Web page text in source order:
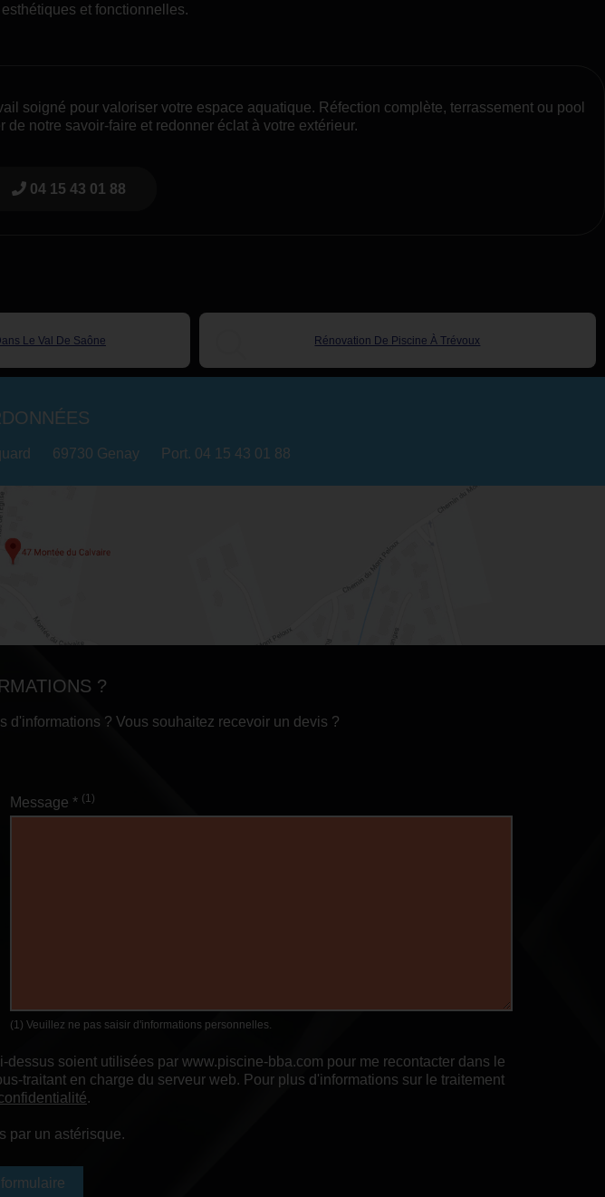
et fonctionnelles.
soigné pour valoriser votre espace aquatique. Réfection complète, terrassement ou pool
notre savoir-faire et redonner éclat à votre extérieur.
04 15 43 01 88
Le Val De Saône Rénovation De Piscine À Trévoux
69730 Genay Port. 04 15 43 01 88
?
d'informations ? Vous souhaitez recevoir un devis ?
Message * (1)
(1) Veuillez ne pas saisir d'informations personnelles.
soient utilisées par www.piscine-bba.com pour me recontacter dans le
traitant en charge du serveur web. Pour plus d'informations sur le traitement
.
par un astérisque.